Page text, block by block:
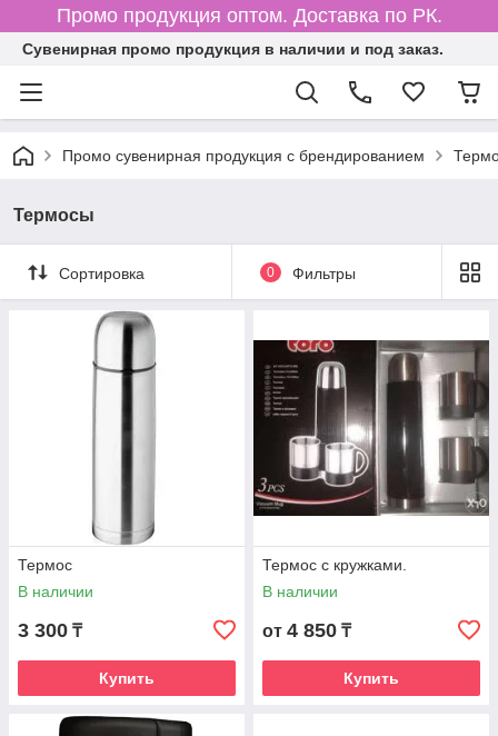
Промо продукция оптом. Доставка по РК.
Cувенирная промо продукция в наличии и под заказ.
Промо сувенирная продукция с брендированием
Термосы
Сортировка 0 Фильтры
Термос
В наличии
3 300 ₸
Купить
Термос с кружками.
В наличии
от 4 850 ₸
Купить